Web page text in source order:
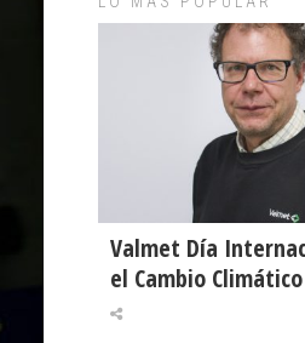
Valmet Día
el Cambio